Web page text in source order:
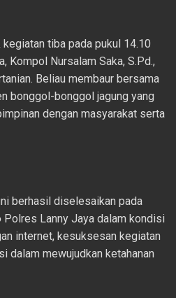
tiba pada pukul 14.10
Kompol Nursalam Saka, S.Pd.,
Beliau membaur bersama
bonggol-bonggol jagung yang
dengan masyarakat serta
berhasil diselesaikan pada
Polres Lanny Jaya dalam kondisi
internet, kesuksesan kegiatan
dalam mewujudkan ketahanan